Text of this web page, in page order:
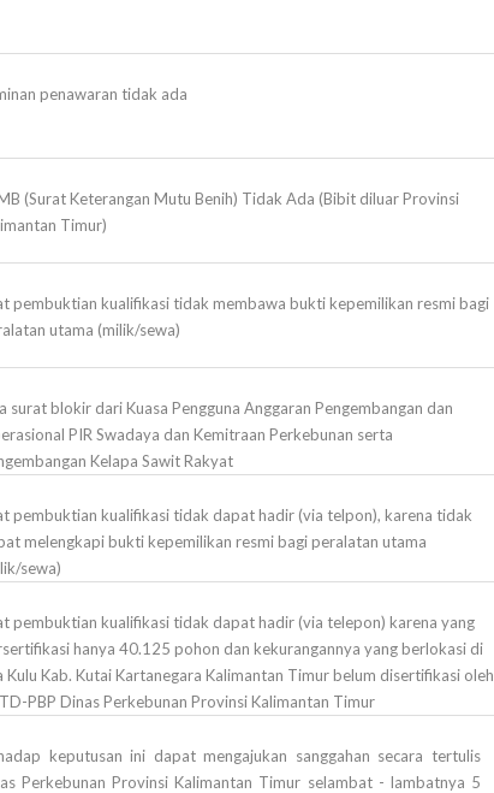
penawaran tidak ada
(Surat Keterangan Mutu Benih) Tidak Ada (Bibit diluar Provinsi
Timur)
pembuktian kualifikasi tidak membawa bukti kepemilikan resmi bagi
utama (milik/sewa)
surat blokir dari Kuasa Pengguna Anggaran Pengembangan dan
PIR Swadaya dan Kemitraan Perkebunan serta
Kelapa Sawit Rakyat
pembuktian kualifikasi tidak dapat hadir (via telpon), karena tidak
melengkapi bukti kepemilikan resmi bagi peralatan utama
sewa)
pembuktian kualifikasi tidak dapat hadir (via telepon) karena yang
hanya 40.125 pohon dan kekurangannya yang berlokasi di
Kulu Kab. Kutai Kartanegara Kalimantan Timur belum disertifikasi oleh
PBP Dinas Perkebunan Provinsi Kalimantan Timur
keputusan ini dapat mengajukan sanggahan secara tertulis
Perkebunan Provinsi Kalimantan Timur selambat - lambatnya 5